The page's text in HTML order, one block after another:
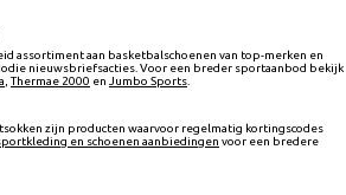
assortiment aan basketbalschoenen van top-merken en
nieuwsbriefsacties. Voor een breder sportaanbod bekijk
,Thermae 2000 en Jumbo Sports
zijn producten waarvoor regelmatig kortingscodes
en schoenen aanbiedingen voor een bredere